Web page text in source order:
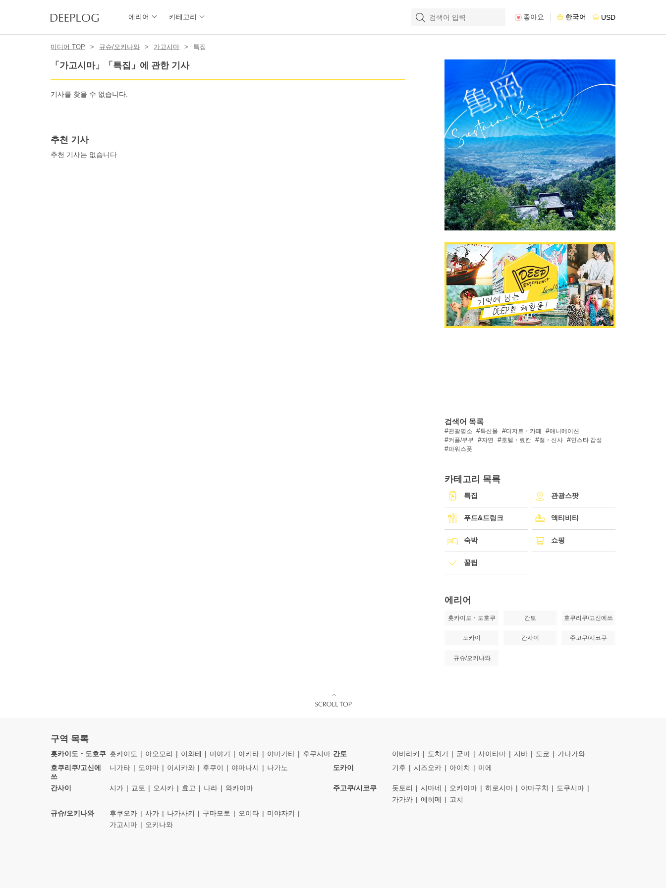
에리어 카테고리 좋아요 한국어 USD
미디어 TOP 규슈/오키나와 가고시마 특집
「가고시마」「특집」에 관한 기사
기사를 찾을 수 없습니다.
추천 기사
추천 기사는 없습니다
검색어 목록
관광명소 특산물 디저트・카페
애니메이션
커플/부부
자연 호텔・료칸 절・신사
인스타 감성
파워스폿
카테고리 목록
특집 관광스팟
푸드&드링크 액티비티
숙박 쇼핑
꿀팁
에리어
홋카이도・도호쿠 간토 호쿠리쿠/고신에쓰
도카이 간사이 주고쿠/시코쿠
규슈/오키나와
구역 목록
홋카이도・도호쿠 홋카이도 아오모리 이와테 미야기 아키타 야마가타 후쿠시마 간토 이바라키 도치기 군마 사이타마 지바 도쿄
가나가와
호쿠리쿠/고신에
쓰
니가타 도야마 이시카와 후쿠이 야마나시 나가노 도카이 기후 시즈오카 아이치 미에
간사이 시가 교토 오사카 효고 나라 와카야마 주고쿠/시코쿠 돗토리 시마네 오카야마 히로시마 야마구치
도쿠시마
가가와
에히메
고치
규슈/오키나와
후쿠오카 사가 나가사키 구마모토 오이타
미야자키
가고시마
오키나와